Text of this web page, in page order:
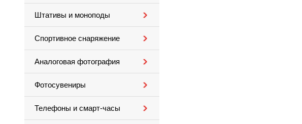
Штативы и моноподы
Спортивное снаряжение
Аналоговая фотография
Фотосувениры
Телефоны и смарт-часы